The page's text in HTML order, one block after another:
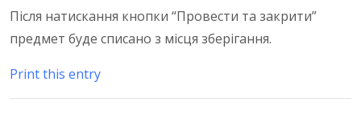
Після натискання кнопки “Провести та закрити”
предмет буде списано з місця зберігання.
Print this entry